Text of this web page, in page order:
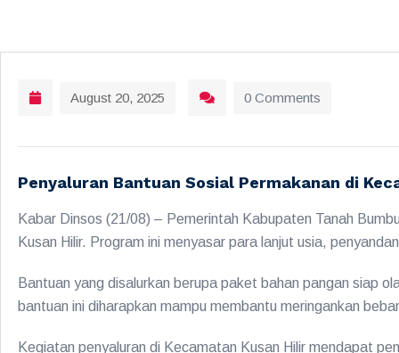
August 20, 2025 0 Comments
Penyaluran Bantuan Sosial Permakanan di
Kabar Dinsos (21/08) – Pemerintah Kabupaten Tanah
Kusan Hilir. Program ini menyasar para lanjut usia,
Bantuan yang disalurkan berupa paket bahan pangan siap
bantuan ini diharapkan mampu membantu meringankan
Kegiatan penyaluran di Kecamatan Kusan Hilir mendapat